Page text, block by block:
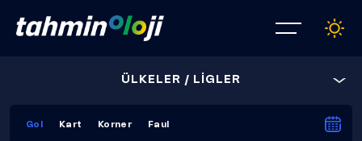
ÜLKELER / LİGLER
Gol Kart Korner Faul